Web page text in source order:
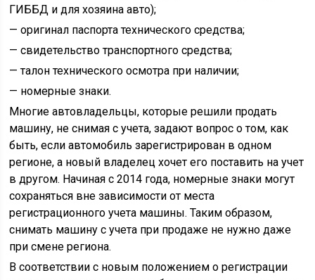
ГИББД и для хозяина авто);
— оригинал паспорта технического средства;
— свидетельство транспортного средства;
— талон технического осмотра при наличии;
— номерные знаки.
Многие автовладельцы, которые решили продать
машину, не снимая с учета, задают вопрос о том, как
быть, если автомобиль зарегистрирован в одном
регионе, а новый владелец хочет его поставить на учет
в другом. Начиная с 2014 года, номерные знаки могут
сохраняться вне зависимости от места
регистрационного учета машины. Таким образом,
снимать машину с учета при продаже не нужно даже
при смене региона.
В соответствии с новым положением о регистрации